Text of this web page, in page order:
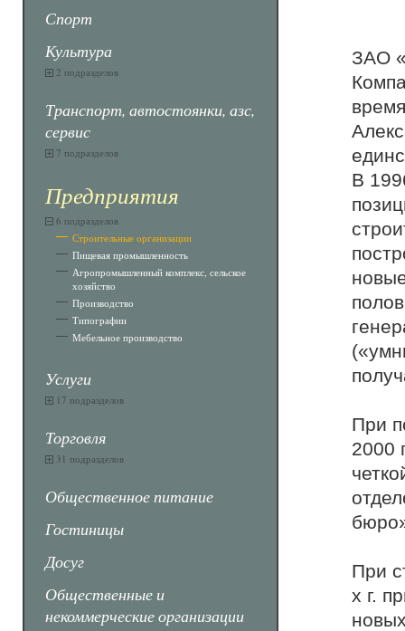
Спорт
Культура
2 подразделов
Транспорт, автостоянки, азс,
сервис
7 подразделов
Предприятия
6 подразделов
Строительные организации
Пищевая промышленность
Агропромышленный комплекс, сельское
хозяйство
Производство
Типографии
Мебельное производство
Услуги
17 подразделов
Торговля
31 подразделов
Общественное питание
Гостиницы
Досуг
Общественные и
некоммерческие организации
ЗАО
В
При
2000
При
х г.